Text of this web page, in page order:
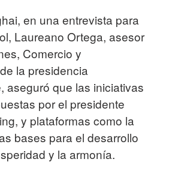
en una entrevista para
Laureano Ortega, asesor
Comercio y
la presidencia
aseguró que las iniciativas
por el presidente
y plataformas como la
bases para el desarrollo
y la armonía.